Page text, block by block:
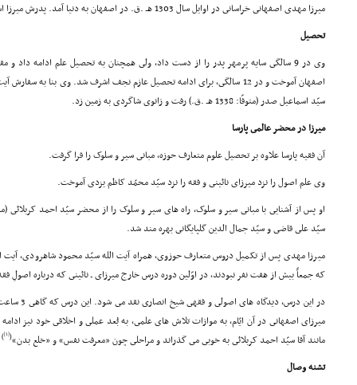
میرزا مهدى اصفهانى خراسانى در اوایل سال 1303 هـ .ق. در اصفهان به دنیا آمد. پدرش میرزا اسماعیل اصفهانى از نیکان اصفهان بود.
تحصیل
وى در 9 سالگى سایه پرمهر پدر را از دست داد، ولى همچنان به تحصیل علم ادامه داد
اصفهان آموخت و در 12 سالگى، براى ادامه تحصیل عازم نجف اشرف شد. وى بنا به
سیّد اسماعیل صدر (متوفّا: 1338 هـ .ق.) رفت و زانوى شاگردى به زمین زد.
میرزا در محضر عالمى پارسا
آن فقیه پارسا علاوه بر تحصیل علوم متعارف حوزه، مبانى سیر و سلوک را فرا گرفت.
وى علم اصول را نزد میرزاى نائینى و فقه را نزد سیّد محمّد کاظم یزدى آموخت.
سیّد على قاضى و سیّد جمال الدین گلپایگانى بهره مند شد.
میرزا مهدى پس از تکمیل دروس متعارف حوزوى، همراه آیت الله سیّد محمود شاهرودى، آیت
که جمعاً بیش از هفت نفر نبودند، در اوّلین دوره درس خارج میرزاى ـ نائینى که درباره اصولِ
میرزاى اصفهانى در آن ایّام، به موازات تلاش هاى علمى، به بُعد عملى و اخلاقى خود نیز
مانند آقا سیّد احمد کربلائى به خوبى مى گذراند و مراحلى چون «معرفت نفس» و «خلع بدن»(
[1]
)
تشنه وصال